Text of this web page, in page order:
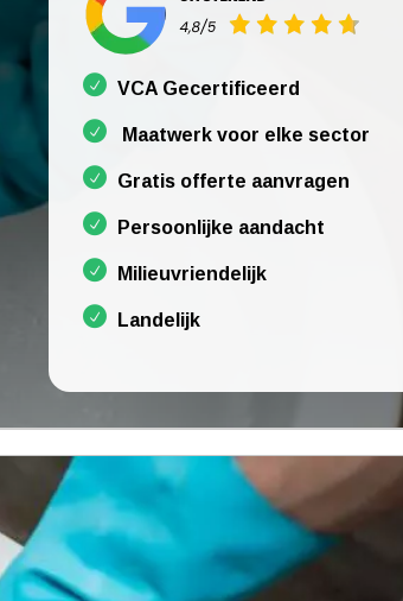
VCA Gecertificeerd
Maatwerk voor elke sector
Gratis offerte aanvragen
Persoonlijke aandacht
Milieuvriendelijk
Landelijk